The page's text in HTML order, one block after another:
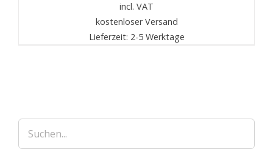
incl. VAT
kostenloser Versand
Lieferzeit: 2-5 Werktage